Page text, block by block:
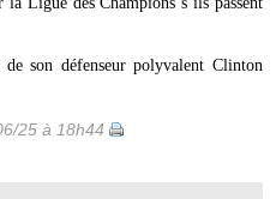
son défenseur polyvalent Clinton
25 à 18h44